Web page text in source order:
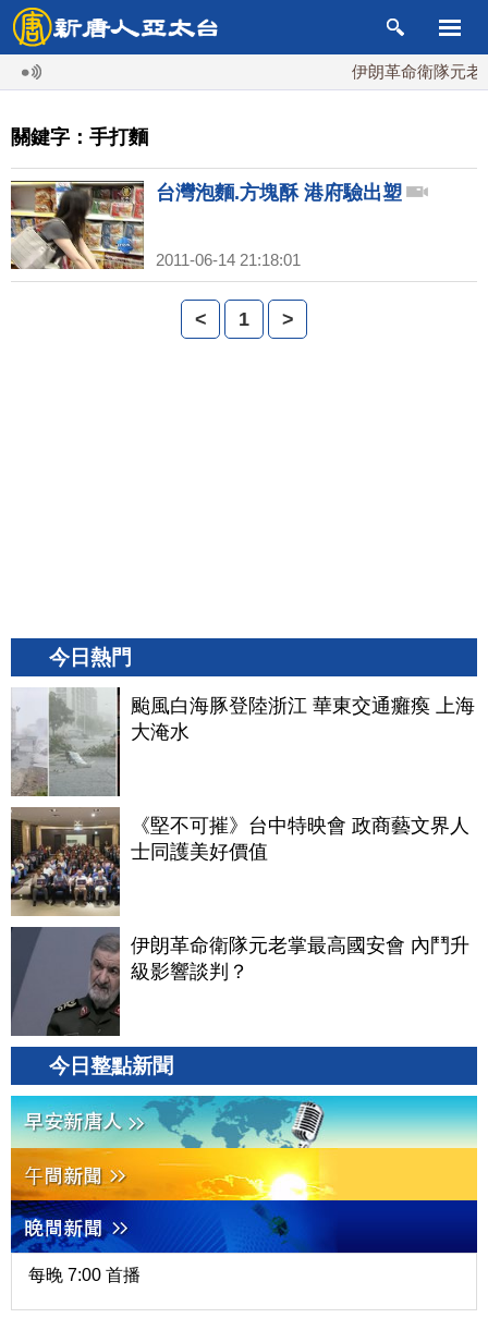
伊朗革命衛隊元老
關鍵字：手打麵
台灣泡麵.方塊酥 港府驗出塑
2011-06-14 21:18:01
< 1 >
今日熱門
颱風白海豚登陸浙江 華東交通癱瘓 上海
大淹水
《堅不可摧》台中特映會 政商藝文界人
士同護美好價值
伊朗革命衛隊元老掌最高國安會 內鬥升
級影響談判？
今日整點新聞
每晚 7:00 首播